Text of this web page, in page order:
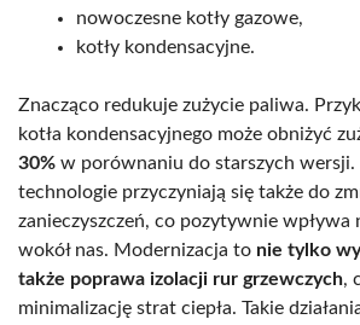
nowoczesne kotły gazowe,
kotły kondensacyjne.
Znacząco redukuje zużycie paliwa.
kotła kondensacyjnego może obniżyć
30% w porównaniu do starszych wersji.
technologie przyczyniają się także do
zanieczyszczeń, co pozytywnie wpływa
wokół nas. Modernizacja to nie tylko
także poprawa izolacji rur grzewczych,
minimalizację strat ciepła. Takie